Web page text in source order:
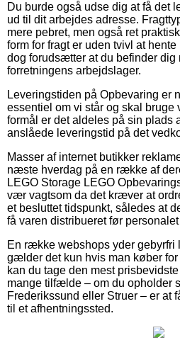
Du burde også udse dig at få det
ud til dit arbejdes adresse.
mere pebret, men også ret
form for fragt er uden tvivl at
dog forudsætter at du befinder
forretningens arbejdslager.
Leveringstiden på Opbevaring er
essentiel om vi står og skal bruge
formål er det aldeles på sin plads
anslåede leveringstid på det
Masser af internet butikker
næste hverdag på en række af
LEGO Storage LEGO
vær vagtsom da det kræver at
et besluttet tidspunkt, således at
få varen distribueret før personalet
En række webshops yder gebyrfri
gælder det kun hvis man køber
kan du tage den mest
mange tilfælde – om du opholder
Frederikssund eller Struer – er at
til et afhentningssted.